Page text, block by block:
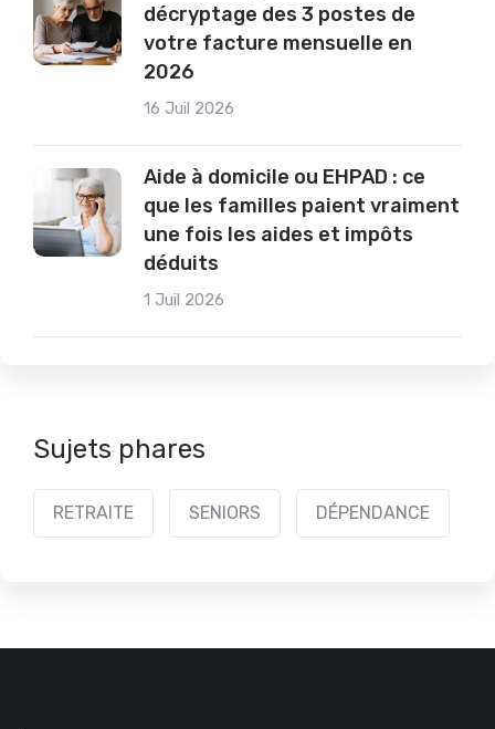
décryptage des 3 postes de
votre facture mensuelle en
2026
16 Juil 2026
Aide à domicile ou EHPAD : ce
que les familles paient vraiment
une fois les aides et impôts
déduits
1 Juil 2026
Sujets phares
RETRAITE SENIORS DÉPENDANCE